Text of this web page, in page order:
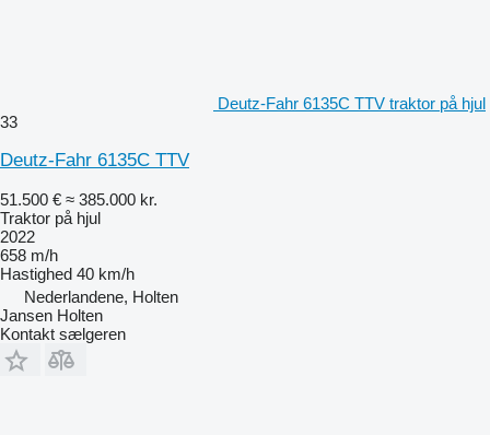
Deutz-Fahr 6135C TTV traktor på hjul
33
Deutz-Fahr 6135C TTV
51.500 € ≈ 385.000 kr.
Traktor på hjul
2022
658 m/h
Hastighed 40 km/h
Nederlandene, Holten
Jansen Holten
Kontakt sælgeren